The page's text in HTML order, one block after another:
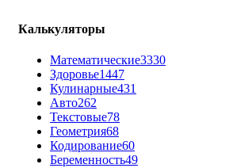
Калькуляторы
Математические3330
Здоровье1447
Кулинарные431
Авто262
Текстовые78
Геометрия68
Кодирование60
Беременность49